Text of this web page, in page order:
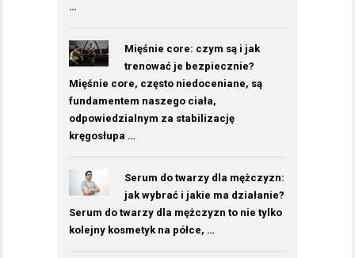
…
Mięśnie core: czym są i jak
trenować je bezpiecznie?
Mięśnie core, często niedoceniane, są
fundamentem naszego ciała,
odpowiedzialnym za stabilizację
kręgosłupa …
Serum do twarzy dla mężczyzn:
jak wybrać i jakie ma działanie?
Serum do twarzy dla mężczyzn to nie tylko
kolejny kosmetyk na półce, …